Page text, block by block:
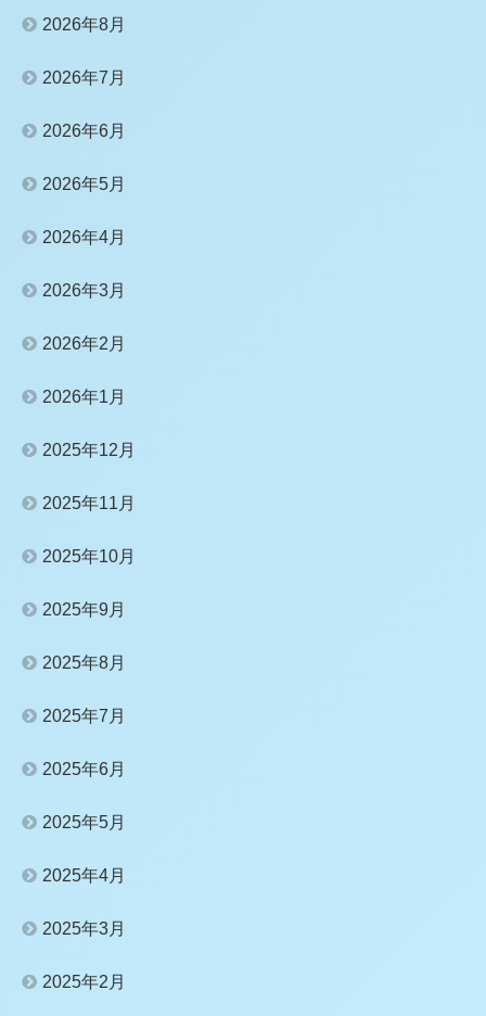
2026年8月
2026年7月
2026年6月
2026年5月
2026年4月
2026年3月
2026年2月
2026年1月
2025年12月
2025年11月
2025年10月
2025年9月
2025年8月
2025年7月
2025年6月
2025年5月
2025年4月
2025年3月
2025年2月